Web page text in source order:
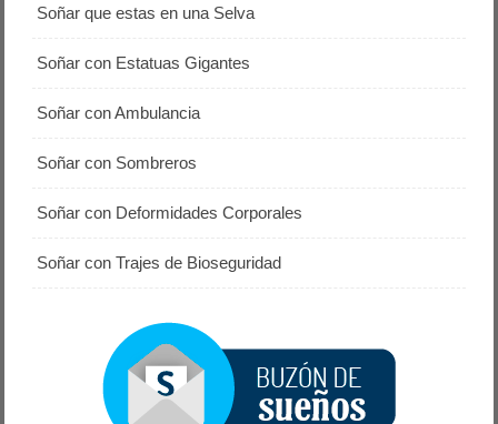
Soñar que estas en una Selva
Soñar con Estatuas Gigantes
Soñar con Ambulancia
Soñar con Sombreros
Soñar con Deformidades Corporales
Soñar con Trajes de Bioseguridad